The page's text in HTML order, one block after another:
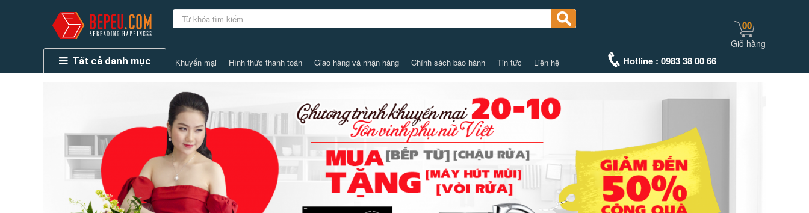
Tất cả danh mục Khuyến mại Hình thức thanh toán Giao hàng và nhận hàng Chính sách bảo hành Tin tức Liên hệ Hotline : 0983 38 00 66
00
Giỏ hàng